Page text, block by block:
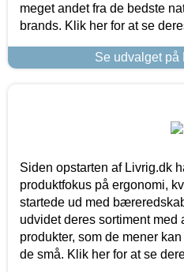
meget andet fra de bedste
brands. Klik her for at se
Se udvalget på
Siden opstarten af Livrig.dk
produktfokus på ergonomi,
startede ud med
udvidet deres sortiment med
produkter, som de mener
de små. Klik her for at se